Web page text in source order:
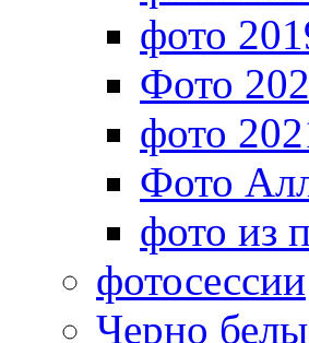
фото
Фото
фото
Фото
фото из
фотосессии
Черно